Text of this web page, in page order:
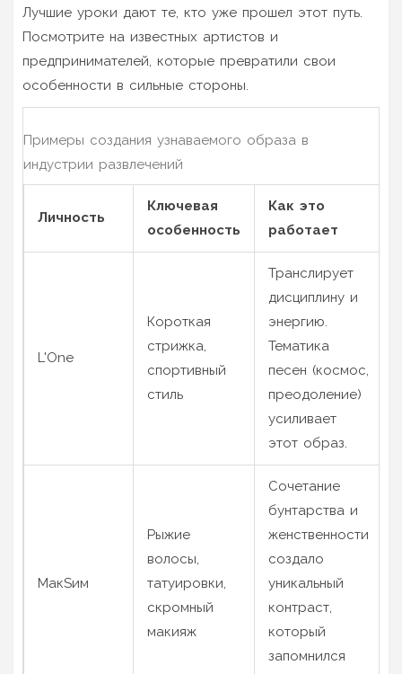
Лучшие уроки дают те, кто уже прошел этот путь.
Посмотрите на известных артистов и
предпринимателей, которые превратили свои
особенности в сильные стороны.
Примеры создания узнаваемого образа в
индустрии развлечений
Личность
Ключевая
особенность
Как это
работает
L'One
Короткая
стрижка,
спортивный
стиль
Транслирует
дисциплину и
энергию.
Тематика
песен (космос,
преодоление)
усиливает
этот образ.
МакSим
Рыжие
волосы,
татуировки,
скромный
макияж
Сочетание
бунтарства и
женственности
создало
уникальный
контраст,
который
запомнился